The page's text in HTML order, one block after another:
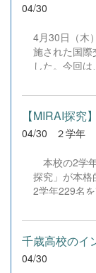
04/30
4月30日（木
施された国際
した。今回
参加生徒た
共有しました
ある韓国空
の鳳高級中学
告、そして
ら来日してい
る活動報告で
の価値観が
の成長に触
橋プロジェク
「国際教養科
04/30 ２学年
本校の2学
探究」が本格
2学年229名
探究では、
「千歳市空
通テーマと
式会社コエル
04/30